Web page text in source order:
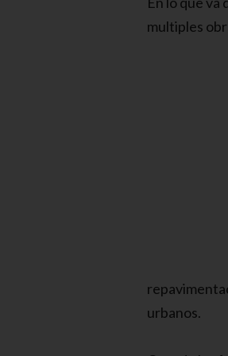
multiples
urbanos.